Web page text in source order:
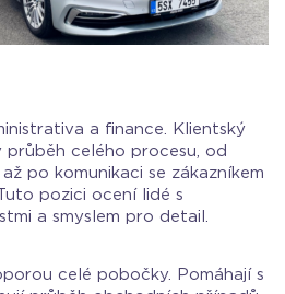
a finance. Klientský
průběh celého procesu, od
po komunikaci se zákazníkem
pozici ocení lidé s
a smyslem pro detail.
celé pobočky. Pomáhají s